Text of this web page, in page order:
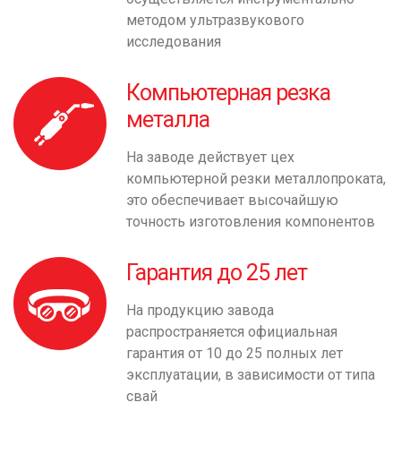
методом ультразвукового
исследования
Компьютерная резка
металла
На заводе действует цех
компьютерной резки металлопроката,
это обеспечивает высочайшую
точность изготовления компонентов
Гарантия до 25 лет
На продукцию завода
распространяется официальная
гарантия от 10 до 25 полных лет
эксплуатации, в зависимости от типа
свай